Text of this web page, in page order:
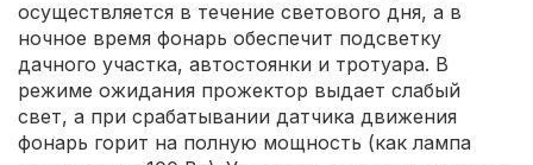
осуществляется в течение светового дня, а в
ночное время фонарь обеспечит подсветку
дачного участка, автостоянки и тротуара. В
режиме ожидания прожектор выдает слабый
свет, а при срабатывании датчика движения
фонарь горит на полную мощность (как лампа